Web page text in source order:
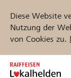
Diese Website
Nutzung der
von Cookies zu.
Zum
Inhalt